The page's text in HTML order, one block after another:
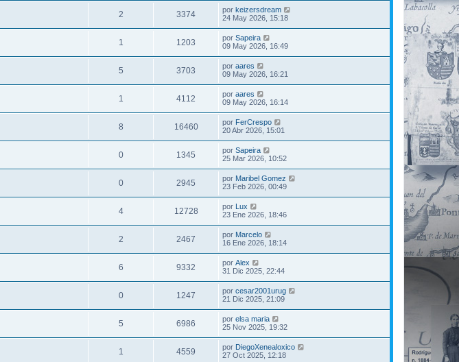
2 3374 por keizersdream
24 May 2026, 15:18
1 1203 por Sapeira
09 May 2026, 16:49
5 3703 por aares
09 May 2026, 16:21
1 4112 por aares
09 May 2026, 16:14
8 16460 por FerCrespo
20 Abr 2026, 15:01
0 1345 por Sapeira
25 Mar 2026, 10:52
0 2945 por Maribel Gomez
23 Feb 2026, 00:49
4 12728 por Lux
23 Ene 2026, 18:46
2 2467 por Marcelo
16 Ene 2026, 18:14
6 9332 por Alex
31 Dic 2025, 22:44
0 1247 por cesar2001urug
21 Dic 2025, 21:09
5 6986 por elsa maria
25 Nov 2025, 19:32
1 4559 por DiegoXenealoxico
27 Oct 2025, 12:18